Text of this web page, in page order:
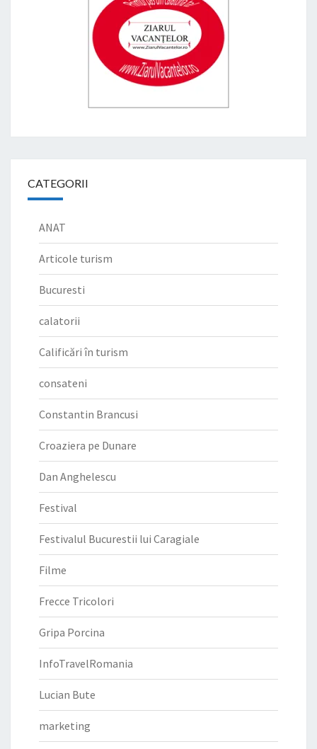
CATEGORII
ANAT
Articole turism
Bucuresti
calatorii
Calificări în turism
consateni
Constantin Brancusi
Croaziera pe Dunare
Dan Anghelescu
Festival
Festivalul Bucurestii lui Caragiale
Filme
Frecce Tricolori
Gripa Porcina
InfoTravelRomania
Lucian Bute
marketing